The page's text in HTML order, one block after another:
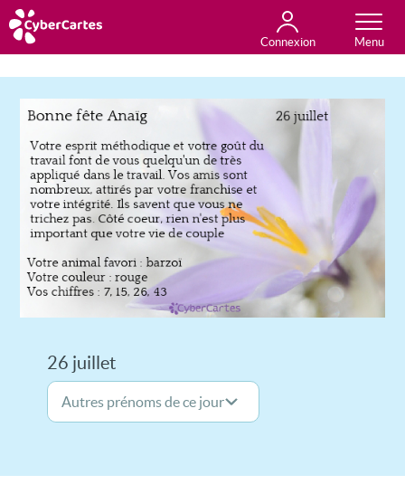
Connexion
Anniversaire
Fête du jour
Amour
Amitié
Merci
Toutes les cartes
26 juillet